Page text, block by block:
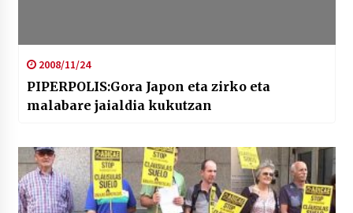
2008/11/24
PIPERPOLIS:Gora Japon eta zirko eta
malabare jaialdia kukutzan